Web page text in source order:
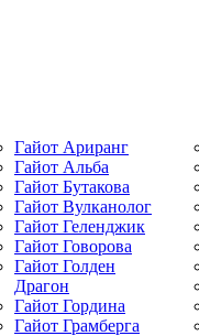
Гайот Аpиранг
Гайот Альба
Гайот Бутакова
Гайот Вулканолог
Гайот Геленджик
Гайот Говорова
Гайот Голден
Драгон
Гайот Гордина
Гайот Грамберга